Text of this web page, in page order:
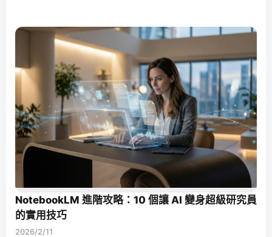
NotebookLM 進階攻略：10 個讓 AI 變身超級研究員
的實用技巧
2026/2/11